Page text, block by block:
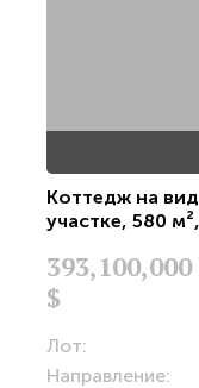
Коттедж на
участке, 580 м²,
393,100,000
$
Лот:
Направление: